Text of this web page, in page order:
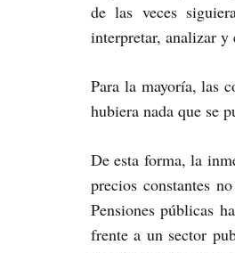
de las veces
interpretar, analizar y
Para la mayoría, las
hubiera nada que se
De esta forma, la
precios constantes
Pensiones públicas
frente a un sector